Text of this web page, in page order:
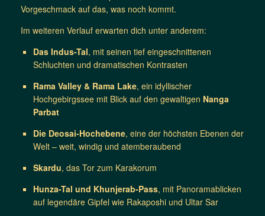
Vorgeschmack auf das, was noch kommt.
Im weiteren Verlauf erwarten dich unter anderem:
Das Indus-Tal, mit seinen tief eingeschnittenen
Schluchten und dramatischen Kontrasten
Rama Valley & Rama Lake, ein idyllischer
Hochgebirgssee mit Blick auf den gewaltigen Nanga
Parbat
Die Deosai-Hochebene, eine der höchsten Ebenen der
Welt – weit, windig und atemberaubend
Skardu, das Tor zum Karakorum
Hunza-Tal und Khunjerab-Pass, mit Panoramablicken
auf legendäre Gipfel wie Rakaposhi und Ultar Sar